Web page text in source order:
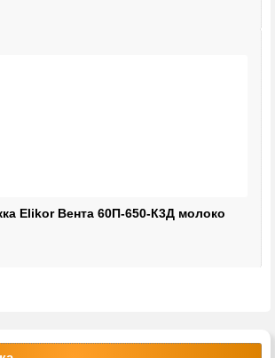
Elikor Вента 60П-650-К3Д молоко